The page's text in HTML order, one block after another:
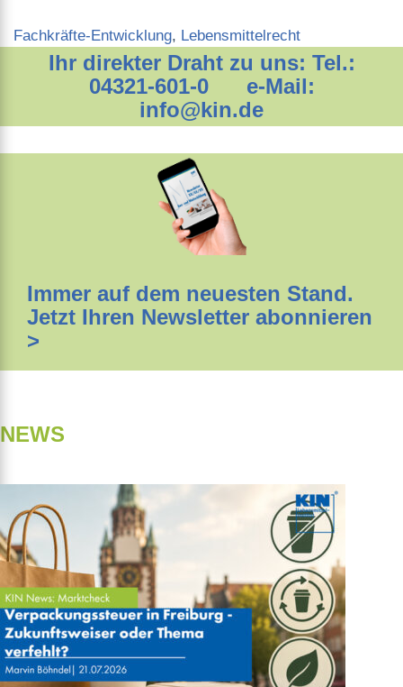
Categories
Fachkräfte-Entwicklung, Lebensmittelrecht
Ihr direkter Draht zu uns: Tel.:
04321-601-0 e-Mail:
info@kin.de
Immer auf dem neuesten Stand.
Jetzt Ihren Newsletter abonnieren
>
NEWS